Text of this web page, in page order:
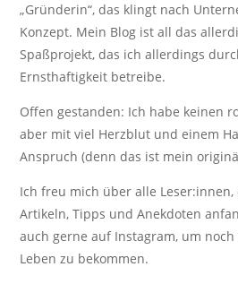
„Gründerin“, das klingt nach
Konzept. Mein Blog ist all das
Spaßprojekt, das ich allerdings
Ernsthaftigkeit betreibe.
Offen gestanden: Ich habe keinen
aber mit viel Herzblut und einem
Anspruch (denn das ist mein
Ich freu mich über alle
Artikeln, Tipps und Anekdoten
auch gerne auf Instagram, um
Leben zu bekommen.